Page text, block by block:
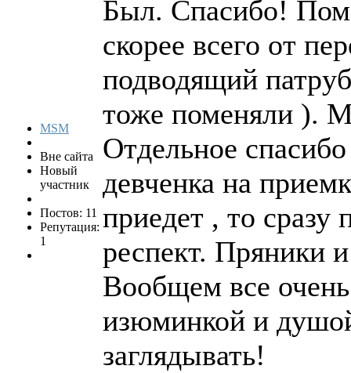
MSM
Вне сайта
Новый
участник
Постов: 11
Репутация:
1
Был. Спасибо!
скорее всего от
подводящий
тоже поменяли ).
Отдельное
девченка на
приедет , то
респект. Пряники
Вообщем все
изюминкой и
заглядывать!